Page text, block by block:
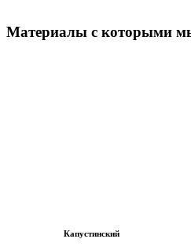
Материалы с которыми
Капустинский